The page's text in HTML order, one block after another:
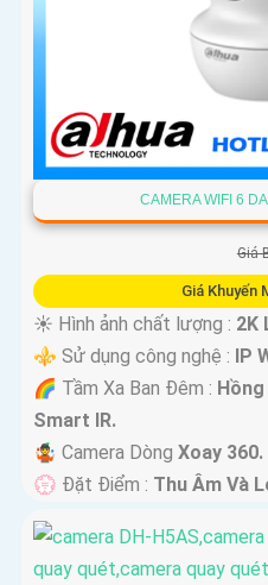
CAMERA WIFI 6
Giá
Giá Khuyến
☀️ Hình ảnh chất lượng : 2K
⚜️ Sử dụng công nghệ : IP
🌈 Tầm Xa Ban Đêm :
Smart IR.
🤹 Camera Dòng Xoay 360.
️💮 Đặt Điểm : Thu Âm Và